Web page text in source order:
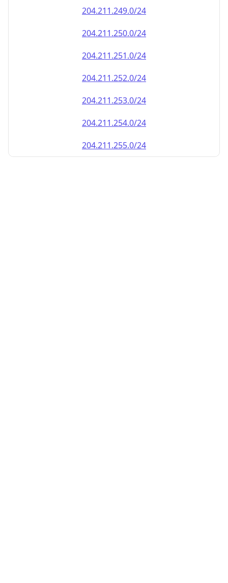
204.211.249.0/24
204.211.250.0/24
204.211.251.0/24
204.211.252.0/24
204.211.253.0/24
204.211.254.0/24
204.211.255.0/24